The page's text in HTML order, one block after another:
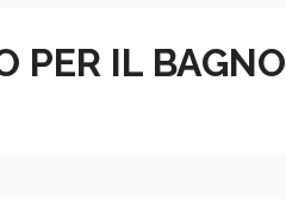
PER IL BAGNO